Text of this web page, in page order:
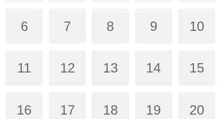
6 7 8 9 10
11 12 13 14 15
16 17 18 19 20